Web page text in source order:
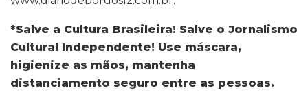
*Salve a Cultura Brasileira! Salve o Jornalismo
Cultural Independente! Use máscara,
higienize as mãos, mantenha
distanciamento seguro entre as pessoas.